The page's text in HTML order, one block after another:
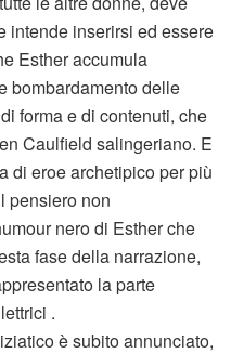
intende inserirsi ed essere
Esther accumula
bombardamento delle
forma e di contenuti, che
Caulfield salingeriano. E
di eroe archetipico per più
pensiero non
nero di Esther che
fase della narrazione,
la parte
.
è subito annunciato,